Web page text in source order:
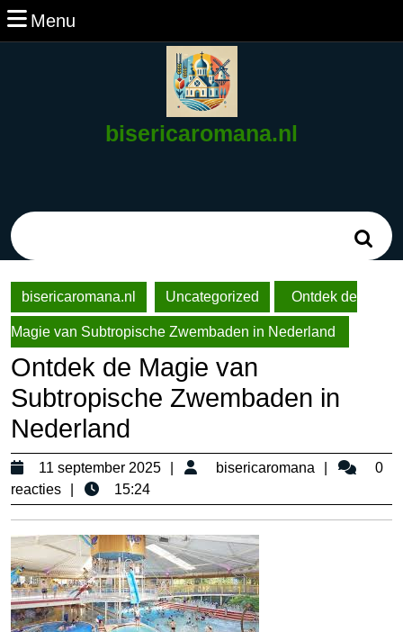
Ga
naar
Menu
bisericaromana.nl
bisericaromana.nl
Uncategorized Ontdek de
Magie van Subtropische Zwembaden in Nederland
Ontdek de Magie van
Subtropische Zwembaden in
Nederland
11 september 2025
11
2025
bisericaromana
0
reacties
15:24